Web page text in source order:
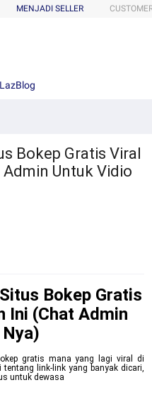
MENJADI SELLER
LazBlog
Bokep Gratis Viral
Untuk Vidio
Bokep Gratis
Ini (Chat Admin
gratis mana yang lagi viral di
link-link yang banyak dicari,
untuk dewasa